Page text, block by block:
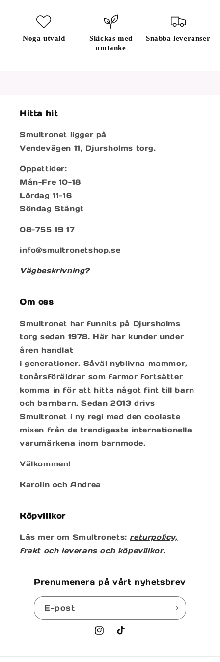
Noga utvald
Skickas med
omtanke
Snabba leveranser
Hitta hit
Smultronet ligger på
Vendevägen 11, Djursholms torg.
Öppettider:
Mån-Fre 10-18
Lördag 11-16
Söndag Stängt
08-755 19 17
info@smultronetshop.se
Vägbeskrivning?
Om oss
Smultronet har funnits på Djursholms
torg sedan 1978. Här har kunder under
åren handlat
i generationer. Såväl nyblivna mammor,
tonårsföräldrar som farmor fortsätter
komma in för att hitta något fint till barn
och barnbarn. Sedan 2013 drivs
Smultronet i ny regi med den coolaste
mixen från de trendigaste internationella
varumärkena inom barnmode.
Välkommen!
Karolin och Andrea
Köpvillkor
Läs mer om Smultronets: returpolicy,
frakt och leverans och köpevillkor.
Prenumenera på vårt nyhetsbrev
E-post
Instagram
TikTok